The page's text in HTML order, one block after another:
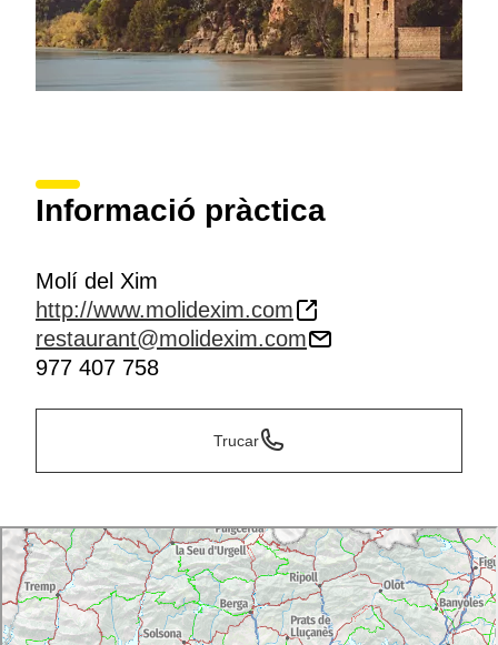
Informació pràctica
Molí del Xim
http://www.molidexim.com
restaurant@molidexim.com
977 407 758
Trucar